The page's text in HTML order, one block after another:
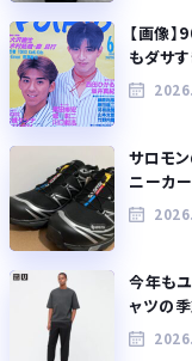
【画像
もダサ
サロモ
ニーカ
今年も
ャツの